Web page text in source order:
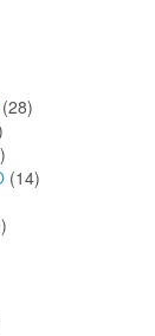
(28)
(14)